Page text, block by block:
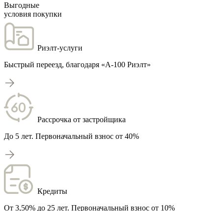
Выгодные
условия покупки
Риэлт-услуги
Быстрый переезд, благодаря «А-100 Риэлт»
Рассрочка от застройщика
До 5 лет. Первоначальный взнос от 40%
Кредиты
От 3,50% до 25 лет. Первоначальный взнос от 10%